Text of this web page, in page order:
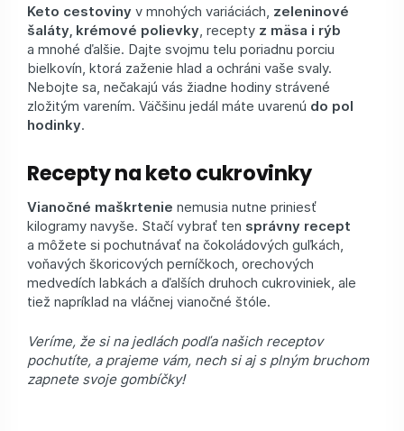
Keto cestoviny v mnohých variáciách, zeleninové
šaláty, krémové polievky , recepty z mäsa i rýb
a mnohé ďalšie. Dajte svojmu telu poriadnu porciu
bielkovín, ktorá zaženie hlad a ochráni vaše svaly.
Nebojte sa, nečakajú vás žiadne hodiny strávené
zložitým varením. Väčšinu jedál máte uvarenú do pol
hodinky.
Recepty na keto cukrovinky
Vianočné maškrtenie nemusia nutne priniesť
kilogramy navyše. Stačí vybrať ten správny recept
a môžete si pochutnávať na čokoládových guľkách,
voňavých škoricových perníčkoch, orechových
medvedích labkách a ďalších druhoch cukroviniek, ale
tiež napríklad na vláčnej vianočné štóle.
Veríme, že si na jedlách podľa našich receptov
pochutíte, a prajeme vám, nech si aj s plným bruchom
zapnete svoje gombíčky!